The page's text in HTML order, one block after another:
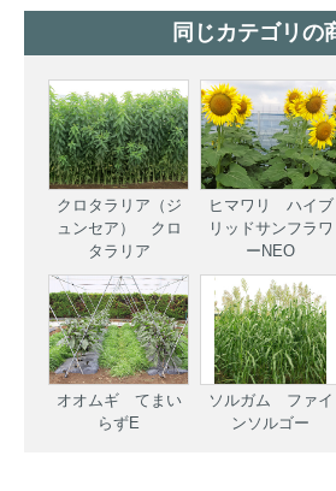
同じカテゴリの
クロタラリア（ジ
ュンセア） クロ
タラリア
ヒマワリ ハイブ
リッドサンフラワ
ーNEO
オオムギ てまい
らずE
ソルガム ファイ
ンソルゴー